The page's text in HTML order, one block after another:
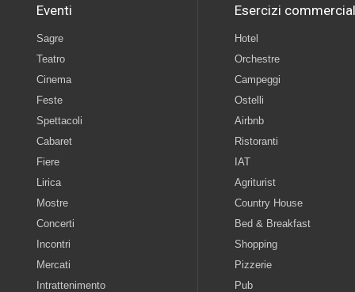
Eventi
Sagre
Teatro
Cinema
Feste
Spettacoli
Cabaret
Fiere
Lirica
Mostre
Concerti
Incontri
Mercati
Intrattenimento
Esercizi
Hotel
Orchestre
Campeggi
Ostelli
Airbnb
Ristoranti
IAT
Agriturist
Country House
Bed & Breakfast
Shopping
Pizzerie
Pub